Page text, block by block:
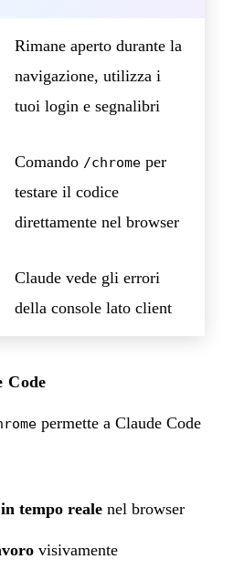
Rimane aperto durante la
navigazione, utilizza i
tuoi login e segnalibri
Comando /chrome per
testare il codice
direttamente nel browser
Claude vede gli errori
della console lato client
Code
permette a Claude Code
tempo reale nel browser
visivamente